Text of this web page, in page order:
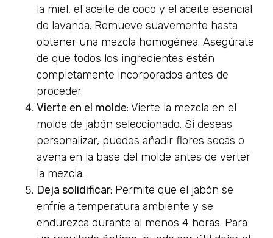
la miel, el aceite de coco y el aceite esencial
de lavanda. Remueve suavemente hasta
obtener una mezcla homogénea. Asegúrate
de que todos los ingredientes estén
completamente incorporados antes de
proceder.
Vierte en el molde: Vierte la mezcla en el
molde de jabón seleccionado. Si deseas
personalizar, puedes añadir flores secas o
avena en la base del molde antes de verter
la mezcla.
Deja solidificar: Permite que el jabón se
enfríe a temperatura ambiente y se
endurezca durante al menos 4 horas. Para